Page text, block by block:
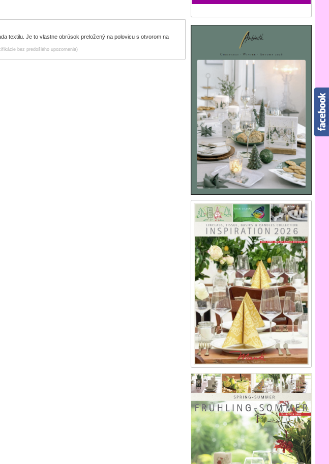
textilu. Je to vlastne obrúsok preložený na polovicu s otvorom na
bez predošlého upozornenia)